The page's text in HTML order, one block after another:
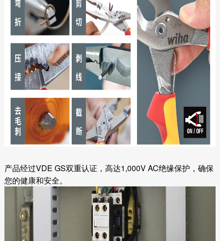
产品经过VDE GS双重认证，高达1,000V AC绝缘保护，确保
您的健康和安全。